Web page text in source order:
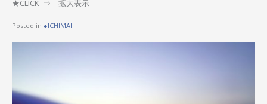
★CLICK ⇒ 拡大表示
Posted in ●ICHIMAI